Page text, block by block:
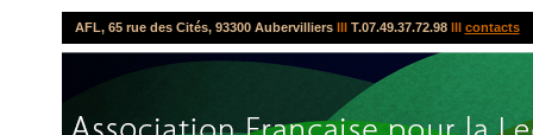
AFL, 65 rue des Cités, 93300 AubervillierslllT.07.49.37.72.98 lll contacts